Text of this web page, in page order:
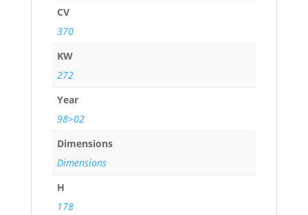
CV
370
KW
272
Year
98>02
Dimensions
Dimensions
H
178